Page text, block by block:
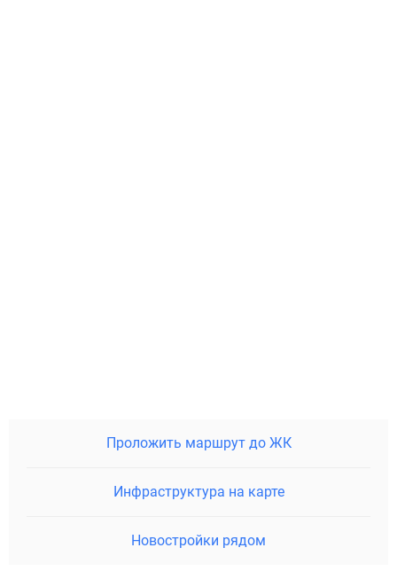
Проложить маршрут до ЖК
Инфраструктура на карте
Новостройки рядом